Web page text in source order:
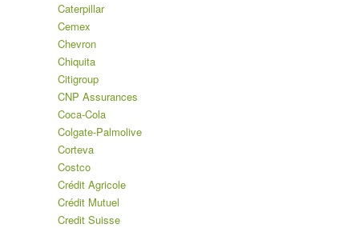
Caterpillar
Cemex
Chevron
Chiquita
Citigroup
CNP Assurances
Coca-Cola
Colgate-Palmolive
Corteva
Costco
Crédit Agricole
Crédit Mutuel
Credit Suisse